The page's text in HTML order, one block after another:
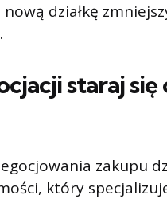
działkę
staraj
zakupu
który